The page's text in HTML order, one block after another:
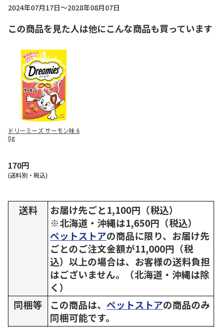
2024年07月17日～2028年08月07日
この商品を見た人は他にこんな商品も買っています
ドリーミーズ サーモン味 6
0g
170円
(送料別・税込)
送料
お届け先ごと1,100円（税込）
※北海道・沖縄は1,650円（税込）
ペットストアの商品に限り、お届け先
ごとのご注文金額が11,000円（税
込）以上の場合は、お客様の送料負担
はございません。（北海道・沖縄は除
く）
同梱等
この商品は、 ペットストアの商品のみ
同梱可能です。